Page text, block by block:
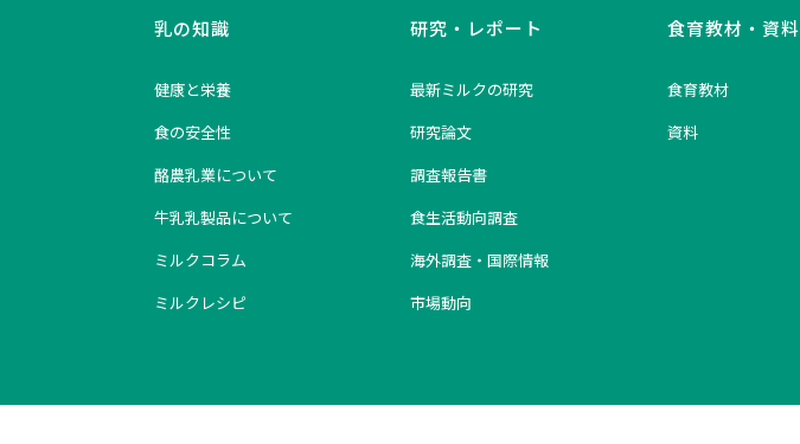
乳の知識
健康と栄養
食の安全性
酪農乳業について
牛乳乳製品について
ミルクコラム
ミルクレシピ
研究・レポート
最新ミルクの研究
研究論文
調査報告書
食生活動向調査
海外調査・国際情報
市場動向
食育教材・資料
食育教材
資料